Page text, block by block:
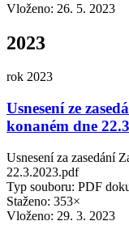
Vloženo: 26. 5. 2023
2023
rok 2023
Usnesení ze
konaném dne
Usnesení za zasedání
22.3.2023.pdf
Typ souboru: PDF
Staženo: 353×
Vloženo: 29. 3. 2023